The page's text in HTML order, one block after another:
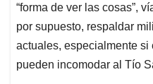
“forma de ver las cosas”,
por supuesto, respaldar
actuales, especialmente
pueden incomodar al Tío